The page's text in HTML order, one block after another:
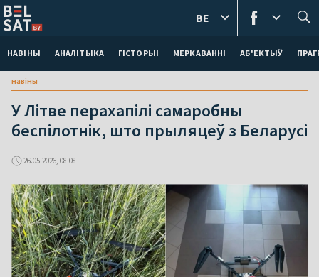
НАВІНЫ АНАЛІТЫКА ГІСТОРЫІ МЕРКАВАННI АБ'ЕКТЫЎ
BE
навіны
У Літве перахапілі самаробны
беспілотнік, што прыляцеў з Беларусі
26.05.2026, 08:08